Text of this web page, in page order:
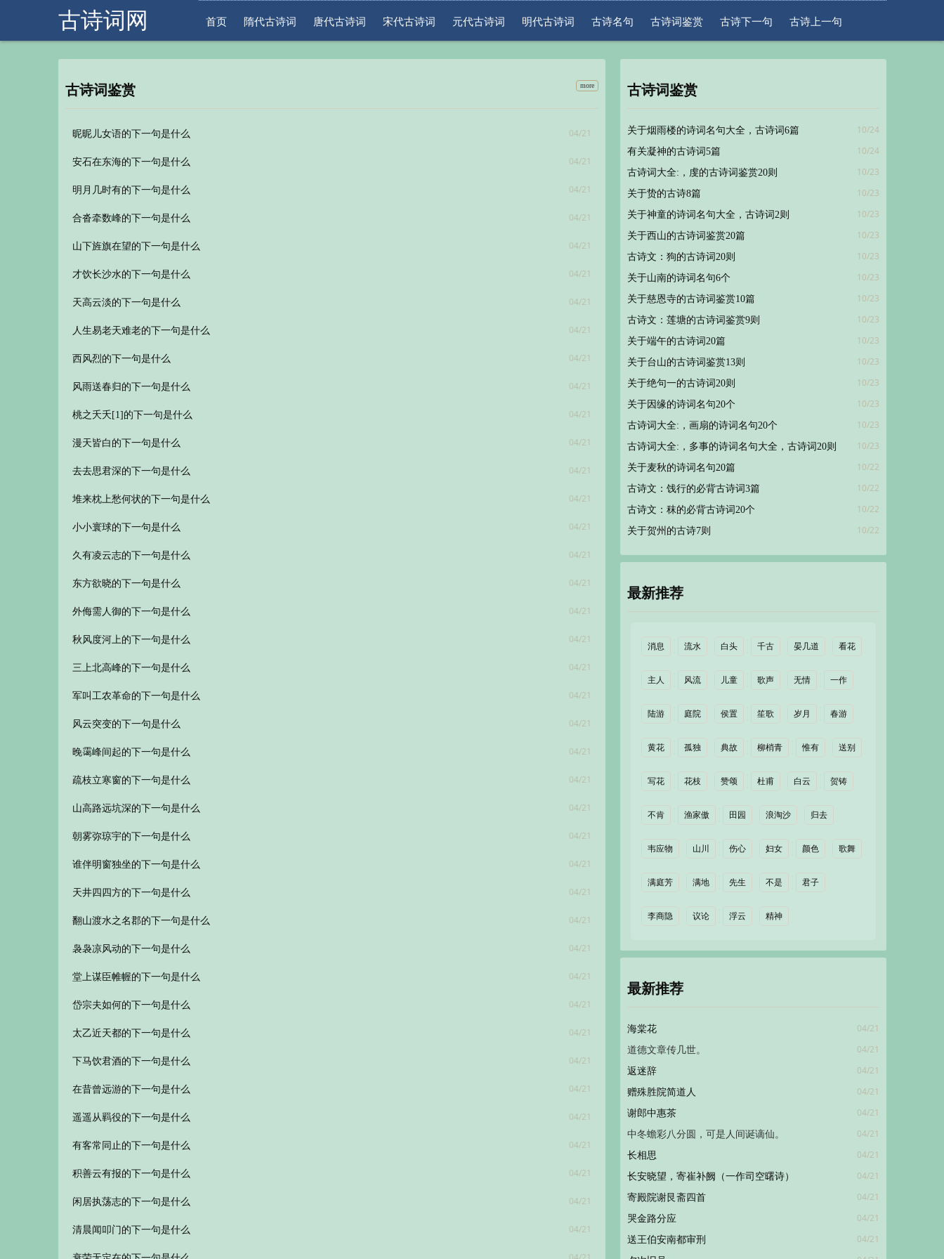
古诗词网 首页 隋代古诗词 唐代古诗词 宋代古诗词 元代古诗词 明代古诗词 古诗名句 古诗词鉴赏 古诗下一句 古诗上一句
古诗词鉴赏 more
04/21
昵昵儿女语的下一句是什么
04/21
安石在东海的下一句是什么
04/21
明月几时有的下一句是什么
04/21
合沓牵数峰的下一句是什么
04/21
山下旌旗在望的下一句是什么
04/21
才饮长沙水的下一句是什么
04/21
天高云淡的下一句是什么
04/21
人生易老天难老的下一句是什么
04/21
西风烈的下一句是什么
04/21
风雨送春归的下一句是什么
04/21
桃之夭夭[1]的下一句是什么
04/21
漫天皆白的下一句是什么
04/21
去去思君深的下一句是什么
04/21
堆来枕上愁何状的下一句是什么
04/21
小小寰球的下一句是什么
04/21
久有凌云志的下一句是什么
04/21
东方欲晓的下一句是什么
04/21
外侮需人御的下一句是什么
04/21
秋风度河上的下一句是什么
04/21
三上北高峰的下一句是什么
04/21
军叫工农革命的下一句是什么
04/21
风云突变的下一句是什么
04/21
晚霭峰间起的下一句是什么
04/21
疏枝立寒窗的下一句是什么
04/21
山高路远坑深的下一句是什么
04/21
朝雾弥琼宇的下一句是什么
04/21
谁伴明窗独坐的下一句是什么
04/21
天井四四方的下一句是什么
04/21
翻山渡水之名郡的下一句是什么
04/21
袅袅凉风动的下一句是什么
04/21
堂上谋臣帷幄的下一句是什么
04/21
岱宗夫如何的下一句是什么
04/21
太乙近天都的下一句是什么
04/21
下马饮君酒的下一句是什么
04/21
在昔曾远游的下一句是什么
04/21
遥遥从羁役的下一句是什么
04/21
有客常同止的下一句是什么
04/21
积善云有报的下一句是什么
04/21
闲居执荡志的下一句是什么
04/21
清晨闻叩门的下一句是什么
古诗词鉴赏
关于烟雨楼的诗词名句大全，古诗词6篇 10/24
有关凝神的古诗词5篇 10/24
古诗词大全:，虔的古诗词鉴赏20则 10/23
关于贽的古诗8篇 10/23
关于神童的诗词名句大全，古诗词2则 10/23
关于西山的古诗词鉴赏20篇 10/23
古诗文：狗的古诗词20则 10/23
关于山南的诗词名句6个 10/23
关于慈恩寺的古诗词鉴赏10篇 10/23
古诗文：莲塘的古诗词鉴赏9则 10/23
关于端午的古诗词20篇 10/23
关于台山的古诗词鉴赏13则 10/23
关于绝句一的古诗词20则 10/23
关于因缘的诗词名句20个 10/23
古诗词大全:，画扇的诗词名句20个 10/23
古诗词大全:，多事的诗词名句大全，古诗词20则 10/23
关于麦秋的诗词名句20篇 10/22
古诗文：饯行的必背古诗词3篇 10/22
古诗文：秣的必背古诗词20个 10/22
关于贺州的古诗7则 10/22
最新推荐
消息 流水 白头 千古 晏几道 看花
主人 风流 儿童 歌声 无情 一作
陆游 庭院 侯置 笙歌 岁月 春游
黄花 孤独 典故 柳梢青 惟有 送别
写花 花枝 赞颂 杜甫 白云 贺铸
不肯 渔家傲 田园 浪淘沙 归去
韦应物 山川 伤心 妇女 颜色 歌舞
满庭芳 满地 先生 不是 君子
李商隐 议论 浮云 精神
最新推荐
海棠花 04/21
道德文章传几世。 04/21
返迷辞 04/21
赠殊胜院简道人 04/21
谢郎中惠茶 04/21
中冬蟾彩八分圆，可是人间诞谪仙。 04/21
长相思 04/21
长安晓望，寄崔补阙（一作司空曙诗） 04/21
寄殿院谢艮斋四首 04/21
哭金路分应 04/21
送王伯安南都审刑 04/21